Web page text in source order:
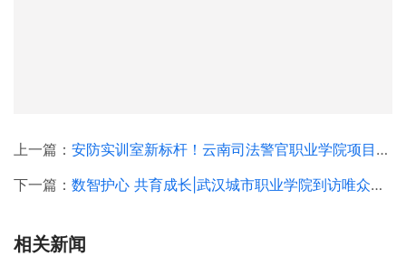
上一篇： 安防实训室新标杆！云南司法警官职业学院项目圆满交付
下一篇： 数智护心 共育成长|武汉城市职业学院到访唯众，共探 AI心理健康校企合作新路径
相关新闻